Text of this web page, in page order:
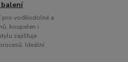
pro voděodolné a
koupelen i
zajišťuje
Ideální